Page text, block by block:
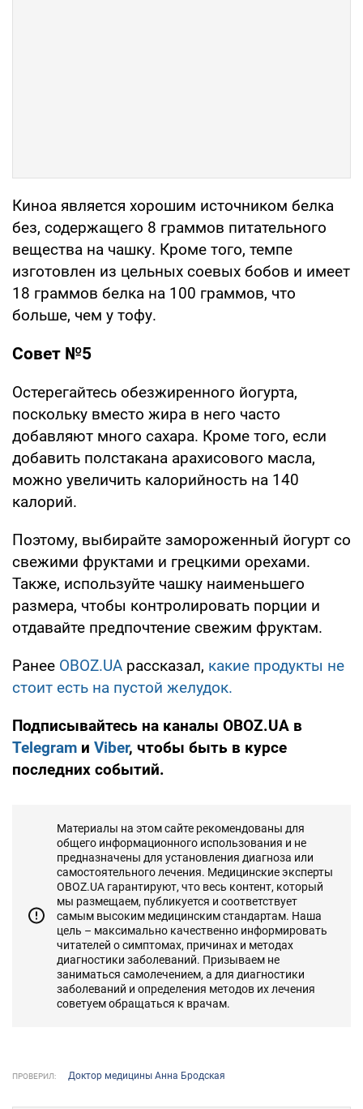
Киноа является хорошим источником белка
без, содержащего 8 граммов питательного
вещества на чашку. Кроме того, темпе
изготовлен из цельных соевых бобов и имеет
18 граммов белка на 100 граммов, что
больше, чем у тофу.
Совет №5
Остерегайтесь обезжиренного йогурта,
поскольку вместо жира в него часто
добавляют много сахара. Кроме того, если
добавить полстакана арахисового масла,
можно увеличить калорийность на 140
калорий.
Поэтому, выбирайте замороженный йогурт со
свежими фруктами и грецкими орехами.
Также, используйте чашку наименьшего
размера, чтобы контролировать порции и
отдавайте предпочтение свежим фруктам.
Ранее OBOZ.UA рассказал, какие продукты не
стоит есть на пустой желудок.
Подписывайтесь на каналы OBOZ.UA в
Telegram и Viber, чтобы быть в курсе
последних событий.
Материалы на этом сайте рекомендованы для
общего информационного использования и не
предназначены для установления диагноза или
самостоятельного лечения. Медицинские эксперты
OBOZ.UA гарантируют, что весь контент, который
мы размещаем, публикуется и соответствует
самым высоким медицинским стандартам. Наша
цель – максимально качественно информировать
читателей о симптомах, причинах и методах
диагностики заболеваний. Призываем не
заниматься самолечением, а для диагностики
заболеваний и определения методов их лечения
советуем обращаться к врачам.
ПРОВЕРИЛ: Доктор медицины Анна Бродская